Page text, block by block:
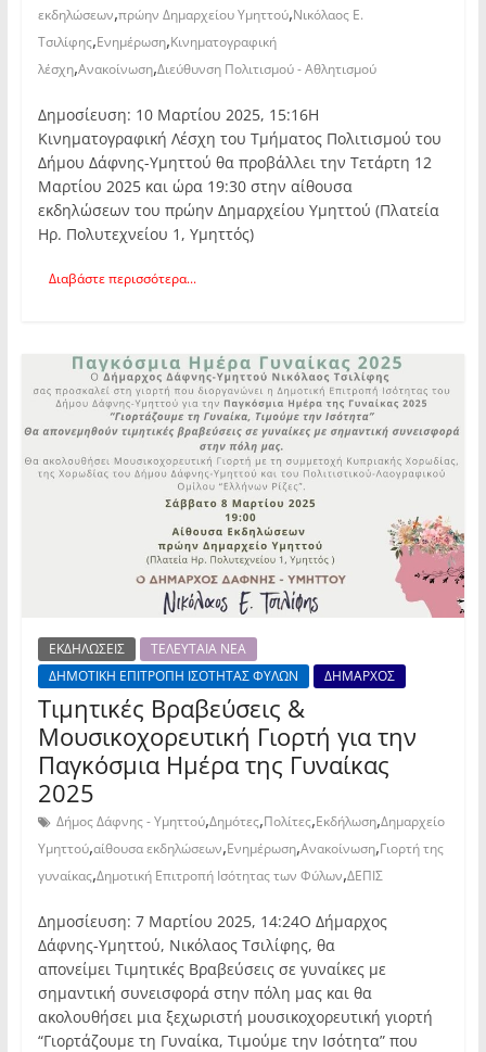
εκδηλώσεων,πρώην Δημαρχείου Υμηττού,Νικόλαος Ε.
Τσιλίφης,Ενημέρωση,Κινηματογραφική
λέσχη,Ανακοίνωση,Διεύθυνση Πολιτισμού - Αθλητισμού
Δημοσίευση: 10 Μαρτίου 2025, 15:16Η
Κινηματογραφική Λέσχη του Τμήματος Πολιτισμού του
Δήμου Δάφνης-Υμηττού θα προβάλλει την Τετάρτη 12
Μαρτίου 2025 και ώρα 19:30 στην αίθουσα
εκδηλώσεων του πρώην Δημαρχείου Υμηττού (Πλατεία
Ηρ. Πολυτεχνείου 1, Υμηττός)
Διαβάστε περισσότερα...
ΕΚΔΗΛΩΣΕΙΣ
ΤΕΛΕΥΤΑΙΑ ΝΕΑ
ΔΗΜΟΤΙΚΗ ΕΠΙΤΡΟΠΗ ΙΣΟΤΗΤΑΣ ΦΥΛΩΝ
ΔΗΜΑΡΧΟΣ
Τιμητικές Βραβεύσεις &
Μουσικοχορευτική Γιορτή για την
Παγκόσμια Ημέρα της Γυναίκας
2025
Δήμος Δάφνης - Υμηττού,Δημότες,Πολίτες,Εκδήλωση,Δημαρχείο
Υμηττού,αίθουσα εκδηλώσεων,Ενημέρωση,Ανακοίνωση,Γιορτή της
γυναίκας,Δημοτική Επιτροπή Ισότητας των Φύλων,ΔΕΠΙΣ
Δημοσίευση: 7 Μαρτίου 2025, 14:24Ο Δήμαρχος
Δάφνης-Υμηττού, Νικόλαος Τσιλίφης, θα
απονείμει Τιμητικές Βραβεύσεις σε γυναίκες με
σημαντική συνεισφορά στην πόλη μας και θα
ακολουθήσει μια ξεχωριστή μουσικοχορευτική γιορτή
“Γιορτάζουμε τη Γυναίκα, Τιμούμε την Ισότητα” που